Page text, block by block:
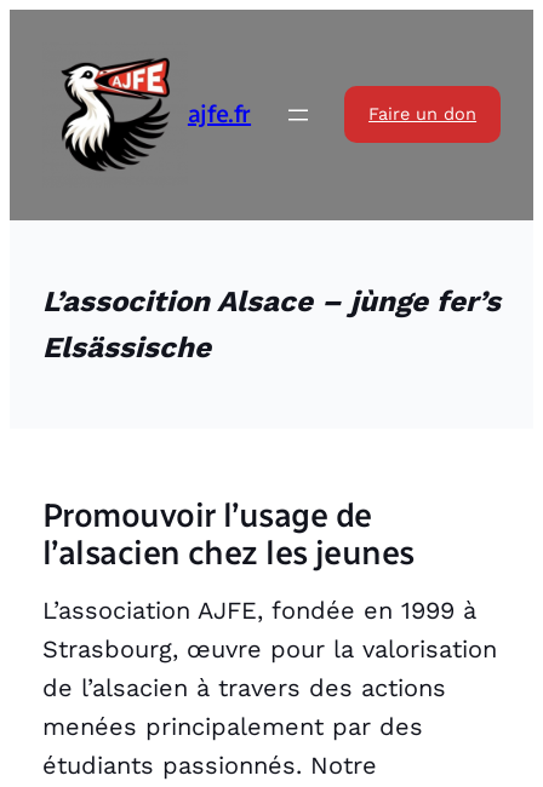
contenu
ajfe.fr Faire un don
L’assocition Alsace – jùnge fer’s
Elsässische
Promouvoir l’usage de
l’alsacien chez les jeunes
L’association AJFE, fondée en 1999 à
Strasbourg, œuvre pour la valorisation
de l’alsacien à travers des actions
menées principalement par des
étudiants passionnés. Notre